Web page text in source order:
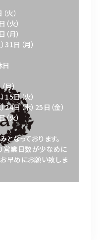
火）
火）
月）
31日（月）
月）
15日（火）
24日（木）25日（金）
火）
なっております。
業日数が少なめに
早めにお願い致しま
ベ
カバ
1117